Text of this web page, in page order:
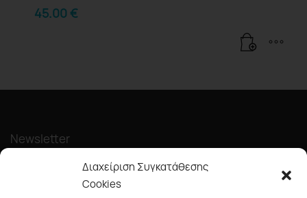
Διαχείριση Συγκατάθεσης
Cookies
45.00€
Newsletter